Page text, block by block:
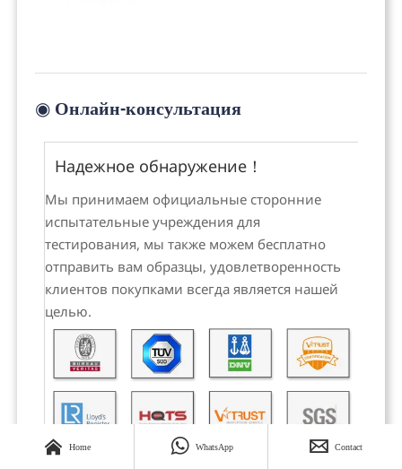
◉ Онлайн-консультация
Надежное обнаружение！
Мы принимаем официальные сторонние
испытательные учреждения для
тестирования, мы также можем бесплатно
отправить вам образцы, удовлетворенность
клиентов покупками всегда является нашей
целью.
 Home  WhatsApp  Contact